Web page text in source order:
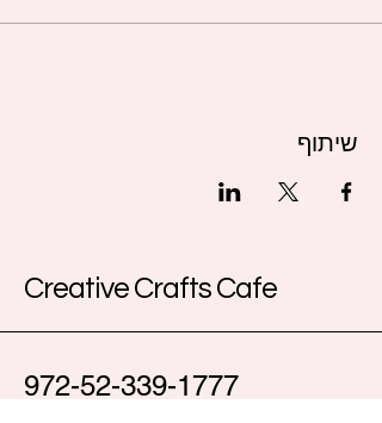
שיתוף
Creative Crafts Cafe
972-52-339-1777